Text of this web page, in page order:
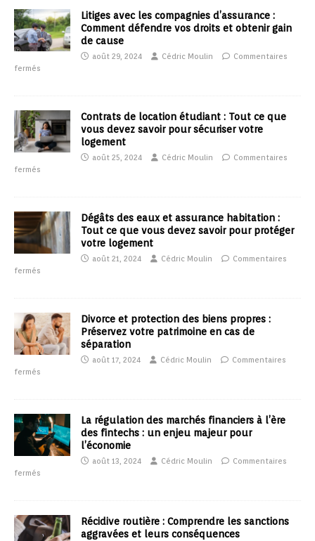
Litiges avec les compagnies d’assurance :
Comment défendre vos droits et obtenir gain
de cause
août 29, 2024 Cédric Moulin
Commentaires
fermés
Contrats de location étudiant : Tout ce que
vous devez savoir pour sécuriser votre
logement
août 25, 2024 Cédric Moulin
Commentaires
fermés
Dégâts des eaux et assurance habitation :
Tout ce que vous devez savoir pour protéger
votre logement
août 21, 2024 Cédric Moulin
Commentaires
fermés
Divorce et protection des biens propres :
Préservez votre patrimoine en cas de
séparation
août 17, 2024 Cédric Moulin
Commentaires
fermés
La régulation des marchés financiers à l’ère
des fintechs : un enjeu majeur pour
l’économie
août 13, 2024 Cédric Moulin
Commentaires
fermés
Récidive routière : Comprendre les sanctions
aggravées et leurs conséquences